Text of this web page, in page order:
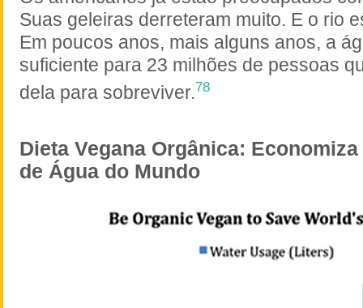
Suas geleiras derreteram muito. E o rio
Em poucos anos, mais alguns anos, a
suficiente para 23 milhões de pessoas
dela para sobreviver.78
Dieta Vegana Orgânica:
de Água do Mundo